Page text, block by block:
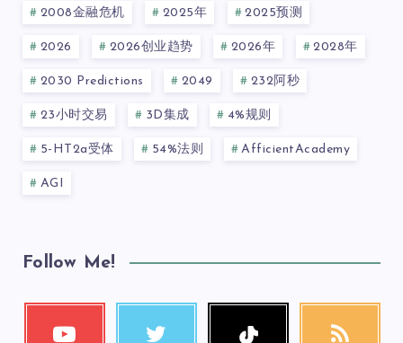
2008金融危机 2025年 2025预测
2026 2026创业趋势 2026年 2028年
2030 Predictions 2049 232阿秒
23小时交易 3D集成 4%规则
5-HT2a受体 54%法则 AfficientAcademy
AGI
Follow Me!